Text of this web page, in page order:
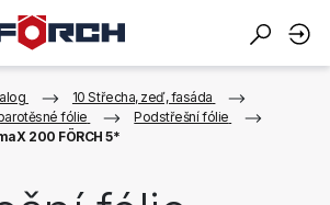
10 Střecha, zeď, fasáda
fólie
Podstřešní fólie
200 FÖRCH 5*